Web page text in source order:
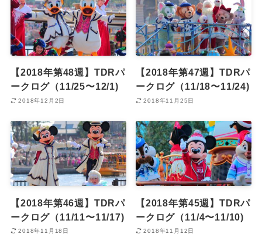
【2018年第48週】TDRパ
ークログ（11/25〜12/1)
2018年12月2日
【2018年第47週】TDRパ
ークログ（11/18〜11/24)
2018年11月25日
【2018年第46週】TDRパ
ークログ（11/11〜11/17)
2018年11月18日
【2018年第45週】TDRパ
ークログ（11/4〜11/10)
2018年11月12日